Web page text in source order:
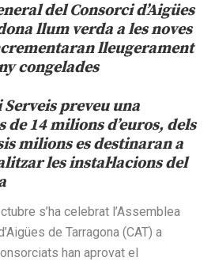
del Consorci d’Aigües
llum verda a les noves
lleugerament
congelades
Serveis preveu una
de 14 milions d’euros, dels
milions es destinaran a
les instal·lacions del
s’ha celebrat l’Assemblea
de Tarragona (CAT) a
han aprovat el